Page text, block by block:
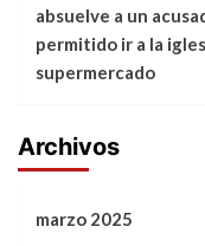
absuelve a un
permitido ir a la
supermercado
Archivos
marzo 2025